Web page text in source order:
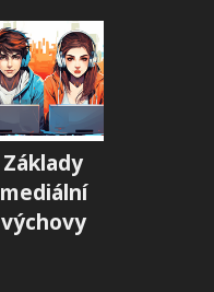
Základy
mediální
výchovy